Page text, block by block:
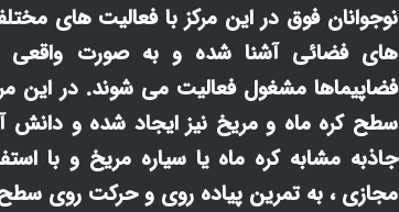
نوجوانان فوق در این مرکز با فعالیت های
های فضائی آشنا شده و به صورت
فضاپیماها مشغول فعالیت می شوند. در این
سطح کره ماه و مریخ نیز ایجاد شده و دانش
جاذبه مشابه کره ماه یا سیاره مریخ و با
مجازی ، به تمرین پیاده روی و حرکت روی